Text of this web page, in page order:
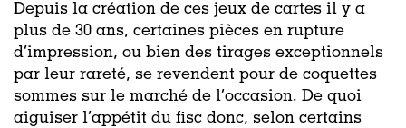
Depuis la création de ces jeux de cartes il y a
plus de 30 ans, certaines pièces en rupture
d’impression, ou bien des tirages exceptionnels
par leur rareté, se revendent pour de coquettes
sommes sur le marché de l’occasion. De quoi
aiguiser l’appétit du fisc donc, selon certains